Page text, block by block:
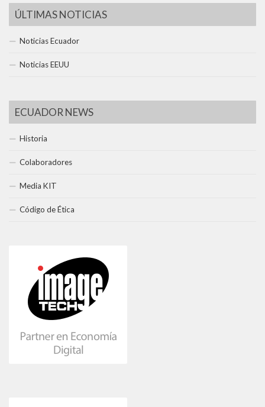
ÚLTIMAS NOTICIAS
Noticias Ecuador
Noticias EEUU
ECUADOR NEWS
Historia
Colaboradores
Media KIT
Código de Ética